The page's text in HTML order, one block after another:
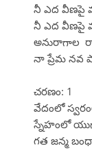
నీ ఎద వీణపై
నీ ఎద వీణపై
అనురాగాల
నా ప్రేమ నవ
చరణం: 1
వేదంలో
స్నేహంలో
గత జన్మ